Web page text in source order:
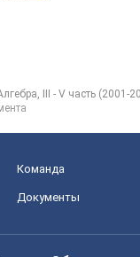
III - V часть (2001-
Команда
Документы